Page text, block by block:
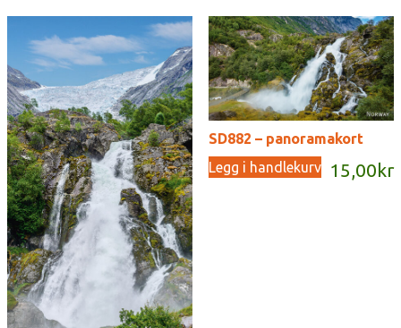
SD882 – panoramakort
15,00 kr
Legg i handlekurv